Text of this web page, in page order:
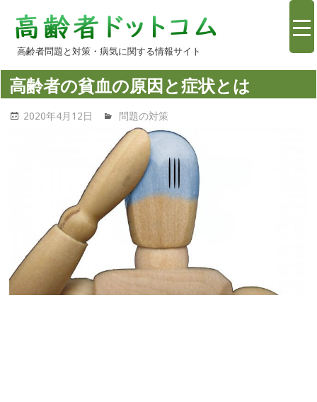
ツ
へ
齢
者
高齢者問題と対策・病気に関する情報サイト
高齢者の貧血の原因と症状とは
2020年4月12日 高齢者問題.com
問題の対策